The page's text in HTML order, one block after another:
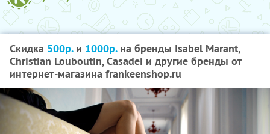
Скидка 500р.и 1000р.на бренды Isabel Marant,
Christian Louboutin, Casadei и другие бренды от
интернет-магазина frankeenshop.ru